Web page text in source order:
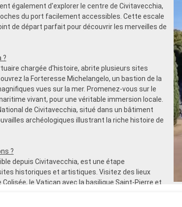
également d'explorer le centre de Civitavecchia,
du port facilement accessibles. Cette escale
de départ parfait pour découvrir les merveilles de
?
chargée d'histoire, abrite plusieurs sites
la Forteresse Michelangelo, un bastion de la
vues sur la mer. Promenez-vous sur le
vivant, pour une véritable immersion locale.
de Civitavecchia, situé dans un bâtiment
archéologiques illustrant la riche histoire de
?
depuis Civitavecchia, est une étape
historiques et artistiques. Visitez des lieux
le Vatican avec la basilique Saint-Pierre et